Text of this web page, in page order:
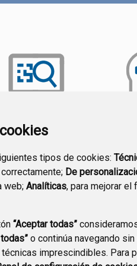
tipos de cookies:
De
web; Analíticas, para mejorar el
“Aceptar todas”
o continúa navegando
imprescindibles. Para
TRANSPARENCIA